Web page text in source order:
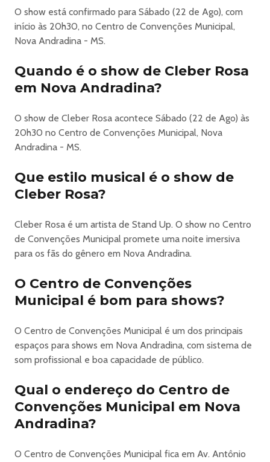
O show está confirmado para Sábado (22 de Ago), com
início às 20h30, no Centro de Convenções Municipal,
Nova Andradina - MS.
Quando é o show de Cleber Rosa
em Nova Andradina?
O show de Cleber Rosa acontece Sábado (22 de Ago) às
20h30 no Centro de Convenções Municipal, Nova
Andradina - MS.
Que estilo musical é o show de
Cleber Rosa?
Cleber Rosa é um artista de Stand Up. O show no Centro
de Convenções Municipal promete uma noite imersiva
para os fãs do gênero em Nova Andradina.
O Centro de Convenções
Municipal é bom para shows?
O Centro de Convenções Municipal é um dos principais
espaços para shows em Nova Andradina, com sistema de
som profissional e boa capacidade de público.
Qual o endereço do Centro de
Convenções Municipal em Nova
Andradina?
O Centro de Convenções Municipal fica em Av. Antônio